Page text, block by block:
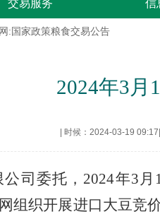
交易服务 信
:国家政策粮食交易公告
2024年3月
时候：2024-03-19 09:17
司委托，2024年3
组织开展进口大豆